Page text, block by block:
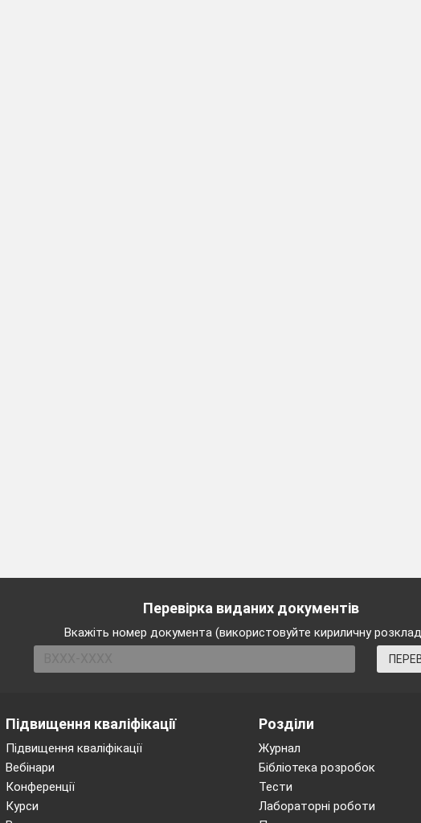
Перевірка виданих документів
Вкажіть номер документа (використовуйте кириличну
Підвищення кваліфікації
Підвищення кваліфікації
Вебінари
Конференції
Курси
Розділи
Журнал
Бібліотека розробок
Тести
Лабораторні роботи